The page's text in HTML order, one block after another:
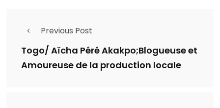
Previous Post
Togo/ Aïcha Péré Akakpo;Blogueuse et
Amoureuse de la production locale